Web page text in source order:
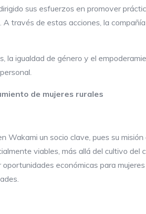
sus esfuerzos en promover
través de estas acciones, la
igualdad de género y el
de mujeres rurales
un socio clave, pues su
viables, más allá del cultivo
económicas para